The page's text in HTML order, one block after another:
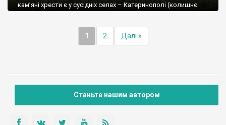
кам’яні хрести є у сусідніх селах – Катеринополі (колишнє
“приросла” до Катеринополя й має пряму дорогу на
Колодисте, а там велике родовище пісковиків, теж може
1 2 Далі »
Станьте нашим автором